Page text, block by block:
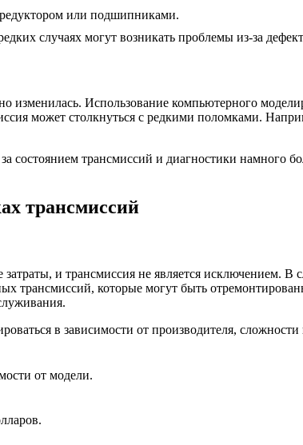
или подшипниками.
случаях могут возникать проблемы из-за
изменилась. Использование компьютерного
может столкнуться с редкими поломками.
состоянием трансмиссий и диагностики намного
трансмиссий
и трансмиссия не является исключением. В
трансмиссий, которые могут быть
в зависимости от производителя,
от модели.